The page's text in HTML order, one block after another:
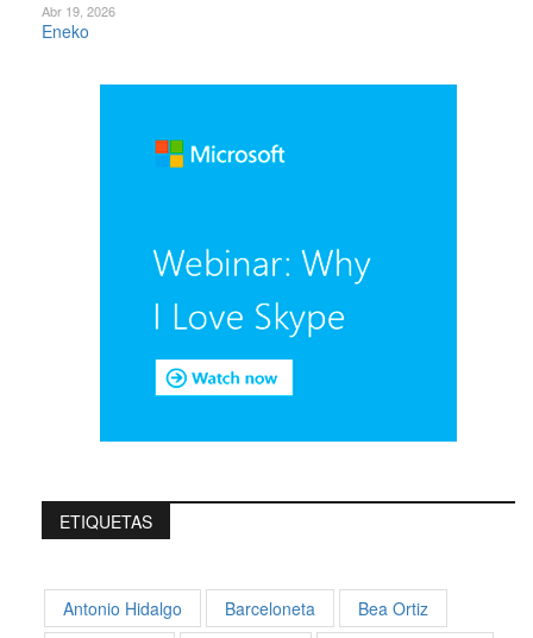
Abr 19, 2026
ETIQUETAS
Antonio Hidalgo Barceloneta
Bea Ortiz